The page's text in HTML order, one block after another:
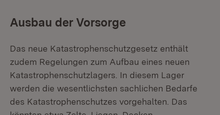
Ausbau der Vorsorge
Das neue Katastrophenschutzgesetz enthält
zudem Regelungen zum Aufbau eines neuen
Katastrophenschutzlagers. In diesem Lager
werden die wesentlichsten sachlichen Bedarfe
des Katastrophenschutzes vorgehalten. Das